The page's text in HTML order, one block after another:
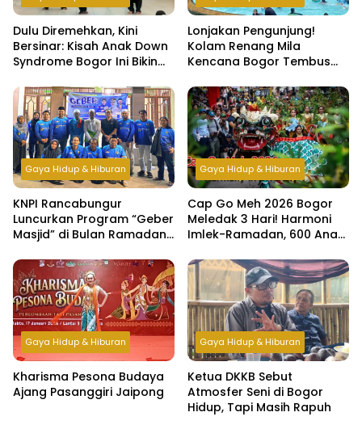
Dulu Diremehkan, Kini
Bersinar: Kisah Anak Down
Syndrome Bogor Ini Bikin
Lonjakan Pengunjung!
Kolam Renang Mila
Kencana Bogor Tembus
Lebaran
Gaya Hidup & Hiburan
KNPI Rancabungur
Luncurkan Program “Geber
Masjid” di Bulan Ramadan,
Kebersamaan Pemuda
Gaya Hidup & Hiburan
Cap Go Meh 2026 Bogor
Meledak 3 Hari! Harmoni
Imlek-Ramadan, 600 Anak
Gaya Hidup & Hiburan
Kharisma Pesona Budaya
Ajang Pasanggiri Jaipong
Gaya Hidup & Hiburan
Ketua DKKB Sebut
Atmosfer Seni di Bogor
Hidup, Tapi Masih Rapuh